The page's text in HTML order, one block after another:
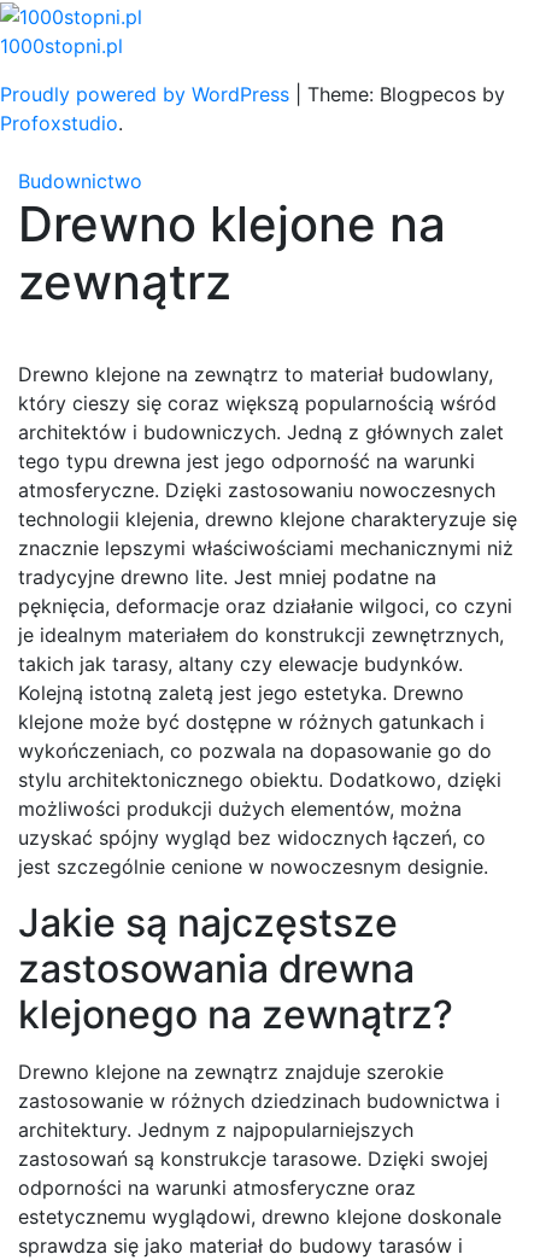
Skip
to
1000stopni.pl
Proudly powered by WordPress
Theme: Blogpecos by
Profoxstudio.
Budownictwo
Drewno klejone na
zewnątrz
Drewno klejone na zewnątrz to materiał budowlany,
który cieszy się coraz większą popularnością wśród
architektów i budowniczych. Jedną z głównych zalet
tego typu drewna jest jego odporność na warunki
atmosferyczne. Dzięki zastosowaniu nowoczesnych
technologii klejenia, drewno klejone charakteryzuje się
znacznie lepszymi właściwościami mechanicznymi niż
tradycyjne drewno lite. Jest mniej podatne na
pęknięcia, deformacje oraz działanie wilgoci, co czyni
je idealnym materiałem do konstrukcji zewnętrznych,
takich jak tarasy, altany czy elewacje budynków.
Kolejną istotną zaletą jest jego estetyka. Drewno
klejone może być dostępne w różnych gatunkach i
wykończeniach, co pozwala na dopasowanie go do
stylu architektonicznego obiektu. Dodatkowo, dzięki
możliwości produkcji dużych elementów, można
uzyskać spójny wygląd bez widocznych łączeń, co
jest szczególnie cenione w nowoczesnym designie.
Jakie są najczęstsze
zastosowania drewna
klejonego na zewnątrz?
Drewno klejone na zewnątrz znajduje szerokie
zastosowanie w różnych dziedzinach budownictwa i
architektury. Jednym z najpopularniejszych
zastosowań są konstrukcje tarasowe. Dzięki swojej
odporności na warunki atmosferyczne oraz
estetycznemu wyglądowi, drewno klejone doskonale
sprawdza się jako materiał do budowy tarasów i